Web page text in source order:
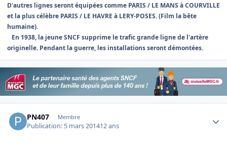
D'autres lignes seront équipées comme PARIS / LE MANS à COURVILLE
et la plus célèbre PARIS / LE HAVRE à LERY-POSES. (Film la bête
humaine).
En 1938, la jeune SNCF supprime le trafic grande ligne de l'artère
originelle. Pendant la guerre, les installations seront démontées.
PN407 Membre
Publication: 5 mars 201412 ans